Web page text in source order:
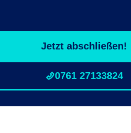
Jetzt abschließen!
0761 27133824